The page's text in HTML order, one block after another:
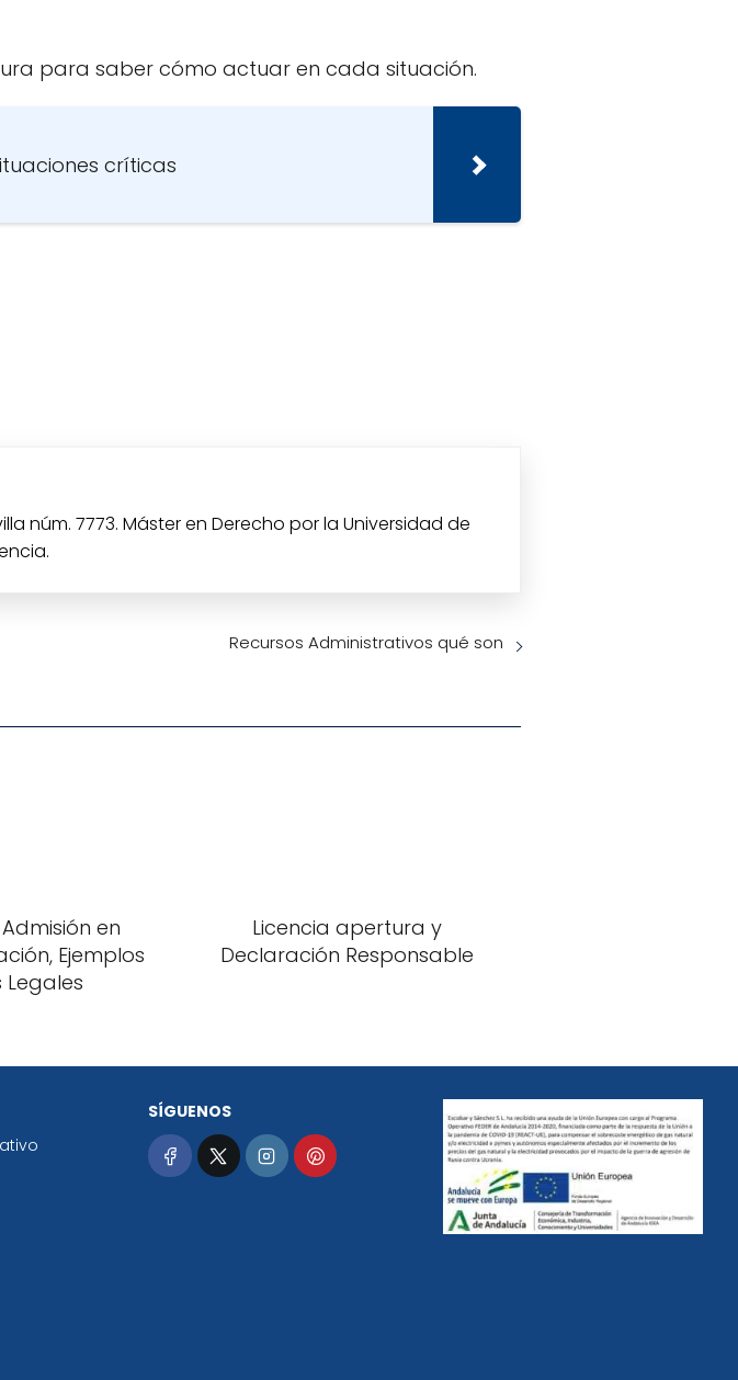
para saber cómo actuar en cada situación.
críticas
núm. 7773. Máster en Derecho por la Universidad de
Recursos Administrativos qué son
en
Ejemplos
Legales
Licencia apertura y
Declaración Responsable
SÍGUENOS